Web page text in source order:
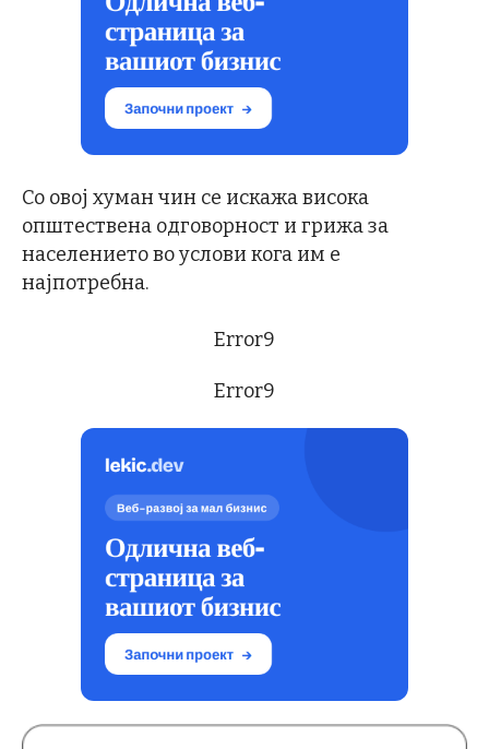
Со овој хуман чин се искажа висока
општествена одговорност и грижа за
населението во услови кога им е
најпотребна.
Error9
Error9